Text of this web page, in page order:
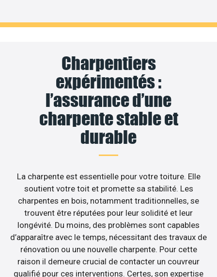
Charpentiers
expérimentés :
l’assurance d’une
charpente stable et
durable
La charpente est essentielle pour votre toiture. Elle
soutient votre toit et promette sa stabilité. Les
charpentes en bois, notamment traditionnelles, se
trouvent être réputées pour leur solidité et leur
longévité. Du moins, des problèmes sont capables
d’apparaître avec le temps, nécessitant des travaux de
rénovation ou une nouvelle charpente. Pour cette
raison il demeure crucial de contacter un couvreur
qualifié pour ces interventions. Certes, son expertise